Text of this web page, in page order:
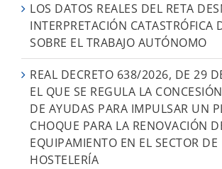
LOS DATOS REALES DEL RETA
INTERPRETACIÓN CATASTRÓFICA
SOBRE EL TRABAJO AUTÓNOMO
REAL DECRETO 638/2026, DE 29
EL QUE SE REGULA LA
DE AYUDAS PARA IMPULSAR UN
CHOQUE PARA LA RENOVACIÓN
EQUIPAMIENTO EN EL SECTOR DE
HOSTELERÍA